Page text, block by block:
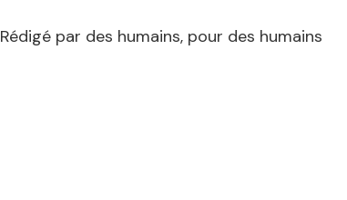
Rédigé par des humains, pour des humains